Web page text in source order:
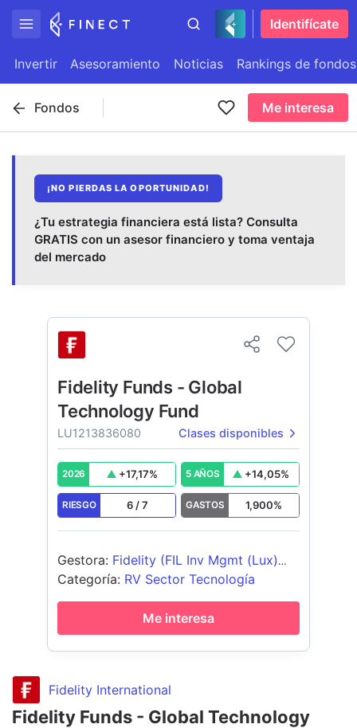
Identifícate
Invertir Asesoramiento Noticias Rankings de fondos
Fondos Me interesa
¡NO PIERDAS LA OPORTUNIDAD!
¿Tu estrategia financiera está lista? Consulta
GRATIS con un asesor financiero y toma ventaja
del mercado
Fidelity International
Fidelity Funds - Global Technology
Fidelity Funds - Global
Technology Fund
LU1213836080 Clases disponibles
2026 +17,17% 5 AÑOS +14,05%
RIESGO 6 /7 GASTOS 1,900%
Gestora: Fidelity (FIL Inv Mgmt (Lux)
S.A.)
Categoría: RV Sector Tecnología
Me interesa